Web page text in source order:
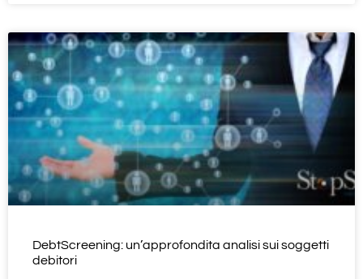
DebtScreening: un’approfondita analisi sui soggetti
debitori